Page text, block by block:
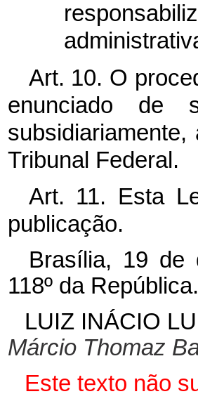
Art. 10. O
enunciado de
Tribunal Federal.
Art. 11. Esta
publicação.
Brasília, 19 de
118º da República.
LUIZ INÁCIO
Márcio Thomaz
Este texto não